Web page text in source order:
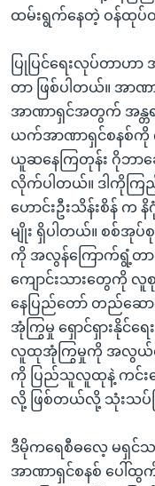
ထမ်းရွက်နေတဲ့ ဝန်ထုပ်ဝ
ပြုပြင်ရေးလုပ်တာဟာ
တာ ဖြစ်ပါတယ်။ အာဏာ
အာဏာရှင်အတွက် အန္တရ
ယက်အာဏာရှင်စနစ်ကို
ယူဆနေကြတုန်း ဂိုဘာ
လိုက်ပါတယ်။ ဒါကိုကြည့်
ဟောင်းဦးသိန်းစိန် က
မျိုး ရှိပါတယ်။ စစ်အု
ကို အလွန်ကြောက်ရွံ့တာ
ကျောင်းသားတွေကို လူစုခွဲ
နေပြည်တော် တည်ဆ
အုံကြွမှု ရှောင်ရှားနိုင်ရ
လူထုအုံကြွမှုကို အလွယ်တကူ
ကို ပြည်သူလူထုနဲ့ ကင်းဝ
လို့ ဖြစ်တယ်လို့ သုံးသပ်
ဒီမိုကရေစီဓလေ့ မရှင်
အာဏာရှင်စနစ် ပေါ်ထွ